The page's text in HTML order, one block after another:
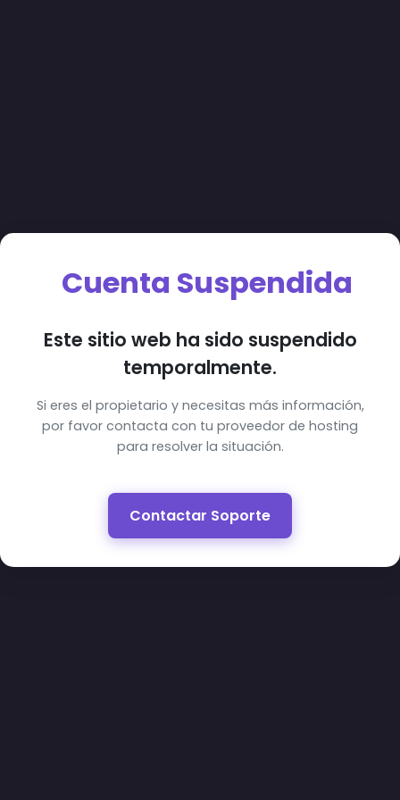
Cuenta Suspendida
Este sitio web ha sido suspendido
temporalmente.
Si eres el propietario y necesitas más información,
por favor contacta con tu proveedor de hosting
para resolver la situación.
Contactar Soporte